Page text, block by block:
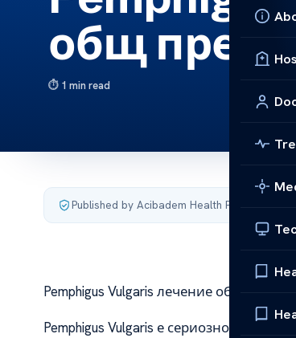
общ
1 min read
Published by Acibadem Health Point
Pemphigus Vulgaris лечение общ преглед
Pemphigus Vulgaris е сериозно